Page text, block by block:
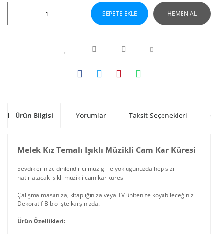
SEPETE EKLE HEMEN AL
Ürün Bilgisi Yorumlar Taksit Seçenekleri
Melek Kız Temalı Işıklı Müzikli Cam Kar Küresi
Sevdiklerinize dinlendirici müziği ile yokluğunuzda hep sizi
hatırlatacak ışıklı müzikli cam kar küresi
Çalışma masanıza, kitaplığınıza veya TV ünitenize koyabileceğiniz
Dekoratif Biblo işte karşınızda.
Ürün Özellikleri: